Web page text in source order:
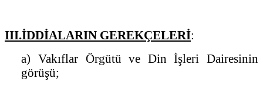
III.İDDİALARIN GEREKÇELERİ:
a) Vakıflar Örgütü ve Din İşleri Dairesinin
görüşü;